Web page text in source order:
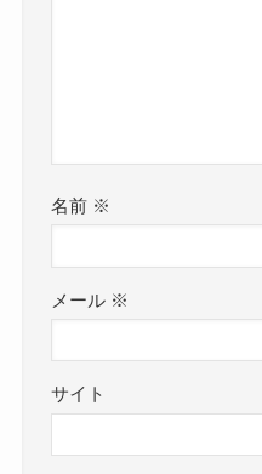
名前 ※
メール ※
サイト